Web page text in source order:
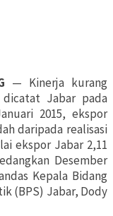
— Kinerja kurang
Jabar pada
2015, ekspor
daripada realisasi
ekspor Jabar 2,11
Desember
Kepala Bidang
(BPS) Jabar, Dody